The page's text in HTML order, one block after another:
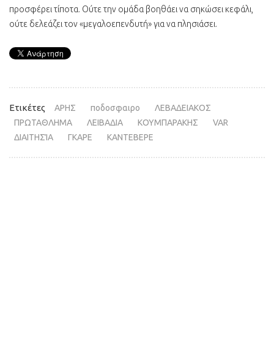
προσφέρει τίποτα. Ούτε την ομάδα βοηθάει να σηκώσει κεφάλι,
ούτε δελεάζει τον «μεγαλοεπενδυτή» για να πλησιάσει.
Ετικέτες ΑΡΗΣ ποδοσφαιρο
ΛΕΒΑΔΕΙΑΚΟΣ
ΠΡΩΤΑΘΛΗΜΑ
ΛΕΙΒΑΔΙΑ ΚΟΥΜΠΑΡΑΚΗΣ
VAR
ΔΙΑΙΤΗΣΊΑ
ΓΚΑΡΕ ΚΑΝΤΕΒΕΡΕ